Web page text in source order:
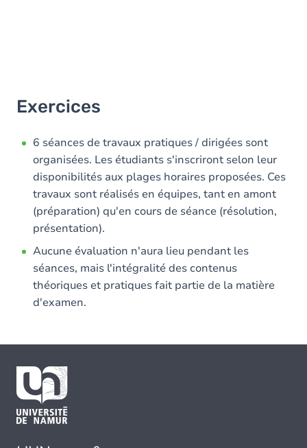
Exercices
6 séances de travaux pratiques / dirigées sont
organisées. Les étudiants s'inscriront selon leur
disponibilités aux plages horaires proposées. Ces
travaux sont réalisés en équipes, tant en amont
(préparation) qu'en cours de séance (résolution,
présentation).
Aucune évaluation n'aura lieu pendant les
séances, mais l'intégralité des contenus
théoriques et pratiques fait partie de la matière
d'examen.